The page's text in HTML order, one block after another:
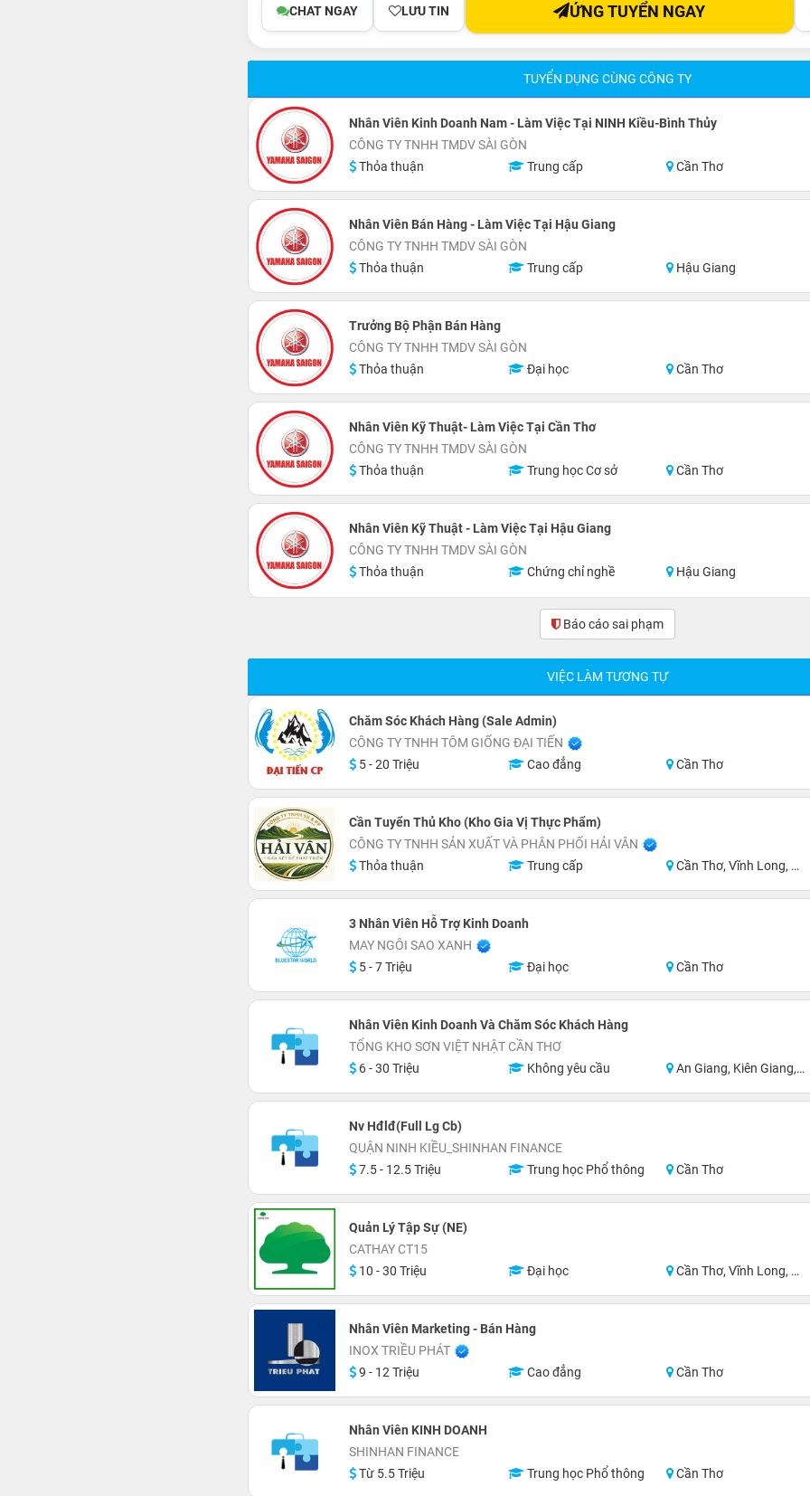
CHAT NGAY LƯU TIN ỨNG TUYỂN NGAY
TUYỂN DỤNG CÙNG CÔNG TY
Nhân Viên Kinh Doanh Nam - Làm Việc Tại NINH Kiều-Bình Thủy
CÔNG TY TNHH TMDV SÀI GÒN
Thỏa thuận
Trung cấp Cần Thơ
Nhân Viên Bán Hàng - Làm Việc Tại Hậu Giang
CÔNG TY TNHH TMDV SÀI GÒN
Thỏa thuận
Trung cấp Hậu Giang
Trưởng Bộ Phận Bán Hàng
CÔNG TY TNHH TMDV SÀI GÒN
Thỏa thuận
Đại học Cần Thơ
Nhân Viên Kỹ Thuật- Làm Việc Tại Cần Thơ
CÔNG TY TNHH TMDV SÀI GÒN
Thỏa thuận
Trung học Cơ sở Cần Thơ
Nhân Viên Kỹ Thuật - Làm Việc Tại Hậu Giang
CÔNG TY TNHH TMDV SÀI GÒN
Thỏa thuận
Chứng chỉ nghề Hậu Giang
Báo cáo sai phạm
VIỆC LÀM TƯƠNG TỰ
Chăm Sóc Khách Hàng (Sale Admin)
CÔNG TY TNHH TÔM GIỐNG ĐẠI TIẾN
5 - 20 Triệu
Cao đẳng Cần Thơ
Cần Tuyển Thủ Kho (Kho Gia Vị Thực Phẩm)
CÔNG TY TNHH SẢN XUẤT VÀ PHÂN PHỐI HẢI VÂN
Thỏa thuận
Trung cấp Cần Thơ, Vĩnh Long, An Giang, Kiên Giang, Đồng Tháp, Hậu Giang
3 Nhân Viên Hỗ Trợ Kinh Doanh
MAY NGÔI SAO XANH
5 - 7 Triệu
Đại học Cần Thơ
Nhân Viên Kinh Doanh Và Chăm Sóc Khách Hàng
TỔNG KHO SƠN VIỆT NHẬT CẦN THƠ
6 - 30 Triệu
Không yêu cầu An Giang, Kiên Giang, Hậu Giang, Sóc Trăng, Bạc Liêu, Cà Mau
Nv Hđlđ(Full Lg Cb)
QUẬN NINH KIỀU_SHINHAN FINANCE
7.5 - 12.5 Triệu
Trung học Phổ thông Cần Thơ
Quản Lý Tập Sự (NE)
CATHAY CT15
10 - 30 Triệu
Đại học Cần Thơ, Vĩnh Long, An Giang, Hậu Giang, Hồ Chí Minh
Nhân Viên Marketing - Bán Hàng
INOX TRIỀU PHÁT
9 - 12 Triệu
Cao đẳng Cần Thơ
Nhân Viên KINH DOANH
SHINHAN FINANCE
Từ 5.5 Triệu
Trung học Phổ thông Cần Thơ